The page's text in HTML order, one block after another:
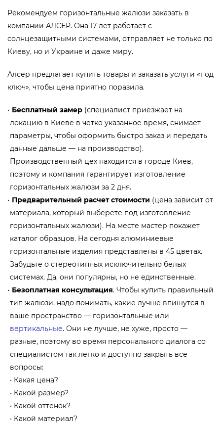
Рекомендуем горизонтальные жалюзи заказать в
компании АЛСЕР. Она 17 лет работает с
солнцезащитными системами, отправляет не только по
Киеву, но и Украине и даже миру.
Алсер предлагает купить товары и заказать услуги «под
ключ», чтобы цена приятно поразила.
Бесплатный замер(специалист приезжает на
локацию в Киеве в четко указанное время, снимает
параметры, чтобы оформить быстро заказ и передать
данные дальше — на производство).
Производственный цех находится в городе Киев,
поэтому и компания гарантирует изготовление
горизонтальных жалюзи за 2 дня.
Предварительный расчет стоимости (цена зависит от
материала, который выберете под изготовление
горизонтальных жалюзи). На месте мастер покажет
каталог образцов. На сегодня алюминиевые
горизонтальные изделия представлены в 45 цветах.
Забудьте о стереотипных исключительно белых
системах. Да, они популярны, но не единственные.
Безоплатная консультация. Чтобы купить правильный
тип жалюзи, надо понимать, какие лучше впишутся в
ваше пространство — горизонтальные или
вертикальные. Они не лучше, не хуже, просто —
разные, поэтому во время персонального диалога со
специалистом так легко и доступно закрыть все
вопросы:
Какая цена?
Какой размер?
Какой оттенок?
Какой материал?